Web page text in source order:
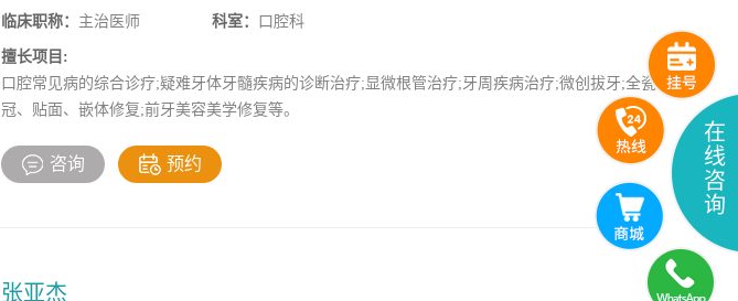
临床职称： 主治医师 科室： 口腔科
擅长项目:
口腔常见病的综合诊疗;疑难牙体牙髓疾病的诊断治疗;显微根管治疗;牙周疾病治疗;微创拔牙;全瓷
冠、贴面、嵌体修复;前牙美容美学修复等。
咨询 预约
张亚杰
在
线
咨
询